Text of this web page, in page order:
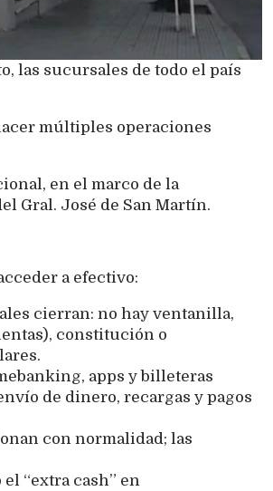
las sucursales de todo el país
múltiples operaciones
en el marco de la
Gral. José de San Martín.
a efectivo:
cierran: no hay ventanilla,
constitución o
apps y billeteras
de dinero, recargas y pagos
con normalidad; las
“extra cash” en